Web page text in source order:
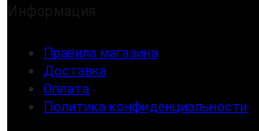
Правила магазина
Доставка
Оплата
Политика конфиденциальности